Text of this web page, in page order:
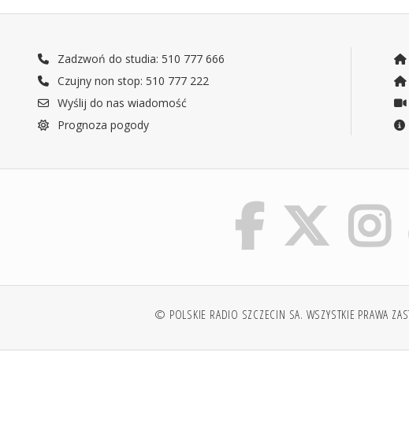
Zadzwoń do studia: 510 777 666
Czujny non stop: 510 777 222
Wyślij do nas wiadomość
Prognoza pogody
© POLSKIE RADIO SZCZECIN SA. WSZYSTKIE PRAWA